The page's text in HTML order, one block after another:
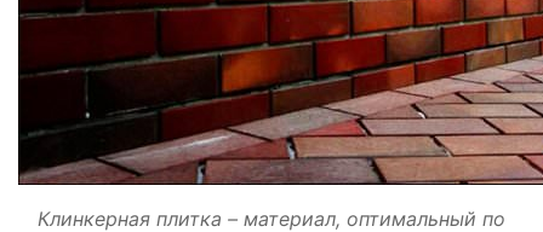
Клинкерная плитка – материал, оптимальный по